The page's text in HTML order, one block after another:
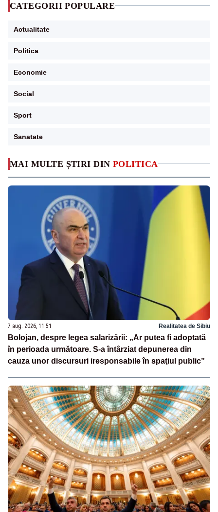
MAI MULTE ȘTIRI DIN POLITICA
7 aug. 2026, 11:51 Realitatea de Sibiu
Bolojan, despre legea salarizării: „Ar putea fi adoptată
în perioada următoare. S-a întârziat depunerea din
cauza unor discursuri iresponsabile în spaţiul public”
CATEGORII POPULARE
Actualitate
Politica
Economie
Social
Sport
Sanatate